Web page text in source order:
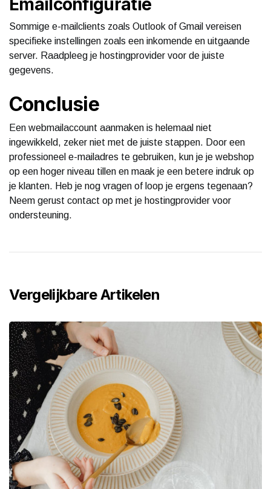
Sommige e-mailclients zoals Outlook of Gmail vereisen
specifieke instellingen zoals een inkomende en uitgaande
server. Raadpleeg je hostingprovider voor de juiste
gegevens.
Conclusie
Een webmailaccount aanmaken is helemaal niet
ingewikkeld, zeker niet met de juiste stappen. Door een
professioneel e-mailadres te gebruiken, kun je je webshop
op een hoger niveau tillen en maak je een betere indruk op
je klanten. Heb je nog vragen of loop je ergens tegenaan?
Neem gerust contact op met je hostingprovider voor
ondersteuning.
Vergelijkbare Artikelen